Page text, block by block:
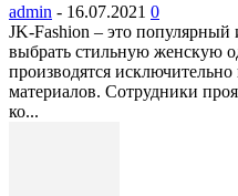
admin - 16.07.2021 0
JK-Fashion – это популярный
выбрать стильную женскую
производятся
материалов. Сотрудники
ко...